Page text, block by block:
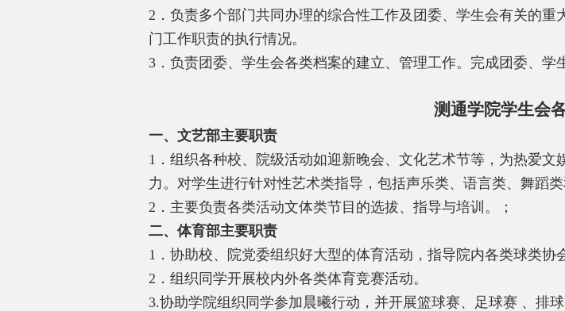
2 ．负责多个部门共同办理的综合性工作及团委、学生会有关的
门工作职责的执行情况。
3 ．负责团委、学生会各类档案的建立、管理工作。完成团委、学
测通学院学生会
一、文艺部主要职责
1 ．组织各种校、院级活动如迎新晚会、文化艺术节等，为热爱
力。对学生进行针对性艺术类指导，包括声乐类、语言类、舞蹈类
2 ．主要负责各类活动文体类节目的选拔、指导与培训。；
二、体育部主要职责
1 ．协助校、院党委组织好大型的体育活动，指导院内各类球类协
2 ．组织同学开展校内外各类体育竞赛活动。
3.协助学院组织同学参加晨曦行动，并开展篮球赛、足球赛 、排